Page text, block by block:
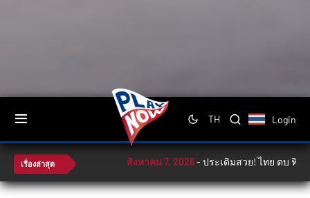
TH Login
เรื่องล่าสุด สิงหาคม 7, 2026-ประเดิมสวย! ไทย ตบ ฟิลิปปิน